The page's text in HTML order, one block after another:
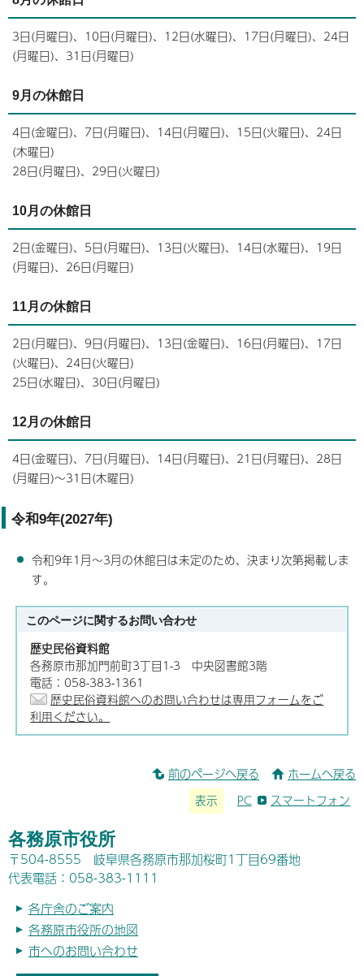
3日(月曜日)、10日(月曜日)、12日(水曜日)、17日(月曜日)、24日
(月曜日)、31日(月曜日)
9月の休館日
4日(金曜日)、7日(月曜日)、14日(月曜日)、15日(火曜日)、24日
(木曜日)
28日(月曜日)、29日(火曜日)
10月の休館日
2日(金曜日)、5日(月曜日)、13日(火曜日)、14日(水曜日)、19日
(月曜日)、26日(月曜日)
11月の休館日
2日(月曜日)、9日(月曜日)、13日(金曜日)、16日(月曜日)、17日
(火曜日)、24日(火曜日)
25日(水曜日)、30日(月曜日)
12月の休館日
4日(金曜日)、7日(月曜日)、14日(月曜日)、21日(月曜日)、28日
(月曜日)～31日(木曜日)
令和9年(2027年)
令和9年1月～3月の休館日は未定のため、決まり次第掲載しま
す。
このページに関するお問い合わせ
歴史民俗資料館
各務原市那加門前町3丁目1-3 中央図書館3階
電話：058-383-1361
歴史民俗資料館へのお問い合わせは専用フォームをご
利用ください。
前のページへ戻る ホームへ戻る
表示 PC スマートフォン
各務原市役所
〒504-8555 岐阜県各務原市那加桜町1丁目69番地
代表電話：058-383-1111
各庁舎のご案内
各務原市役所の地図
市へのお問い合わせ